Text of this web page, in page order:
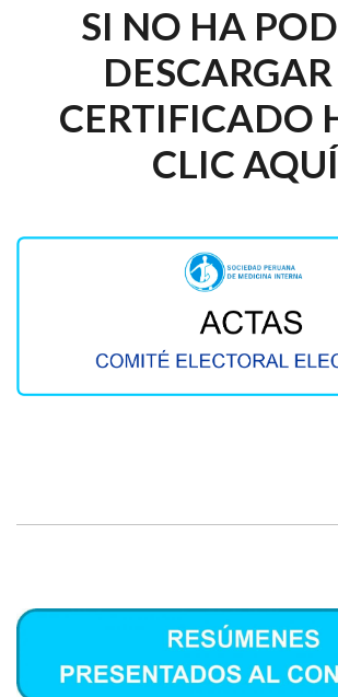
SI NO HA
DESCARGAR
CERTIFICADO
CLIC AQUÍ